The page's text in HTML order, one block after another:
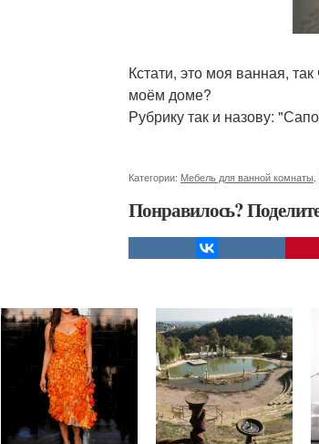
Кстати, это моя ванная,
моём доме?
Рубрику так и назову:
Категории: Мебель для ванной комнаты
Понравилось?